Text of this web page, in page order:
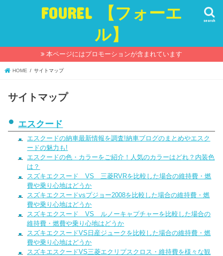
FOUREL 【フォーエ
ル】
search
本ページにはプロモーションが含まれています
HOME サイトマップ
サイトマップ
エスクード
エスクードの納車最新情報を調査!納車ブログのまとめやエスク
ードの魅力も!
エスクードの色・カラーをご紹介！人気のカラーはどれ？内装色
は？
スズキエクスード VS 三菱RVRを比較した場合の維持費・燃
費や乗り心地はどうか
スズキエクスードvsプジョー2008を比較した場合の維持費・燃
費や乗り心地はどうか
スズキエクスード VS ルノーキャプチャーを比較した場合の
維持費・燃費や乗り心地はどうか
スズキエクスードVS日産ジュークを比較した場合の維持費・燃
費や乗り心地はどうか
スズキエスクードVS三菱エクリプスクロス・維持費を様々な観